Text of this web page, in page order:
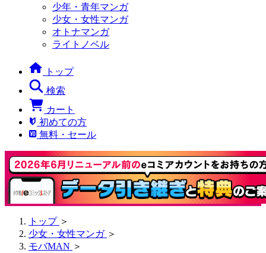
少年・青年マンガ
少女・女性マンガ
オトナマンガ
ライトノベル
トップ
検索
カート
初めての方
無料・セール
トップ ＞
少女・女性マンガ ＞
モバMAN ＞